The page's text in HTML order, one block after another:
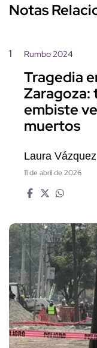
Notas
1 Rumbo 2024
Tragedia
Zaragoza:
embiste
muertos
Laura Vázquez
11 de abril de 2026